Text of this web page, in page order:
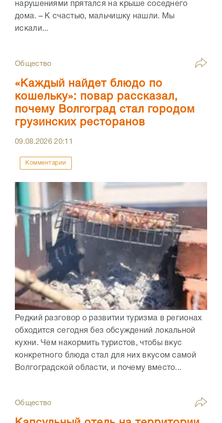
нарушениями прятался на крыше соседнего
дома. – К счастью, мальчишку нашли. Мы
искали...
Общество
«Каждый найдет блюдо по
кошельку»: повар рассказал,
почему Волгоград стал городом
грузинских ресторанов
09.08.202620:11
Комментарии
Редкий разговор о развитии туризма в регионах
обходится сегодня без обсуждений локальной
кухни. Чем накормить туристов, чтобы вкус
конкретного блюда стал для них вкусом самой
Волгоградской области, и почему вместо...
Общество